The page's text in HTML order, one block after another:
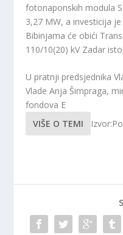
fotonaponskih modula
3,27 MW, a investicija
Bibinjama će obići
110/10(20) kV Zadar
U pratnji predsjednika
Vlade Anja Šimpraga,
fondova E
VIŠE O TEMI